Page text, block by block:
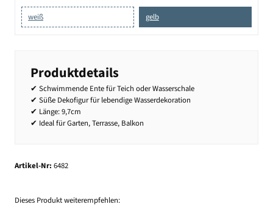
weiß gelb
Produktdetails
✔ Schwimmende Ente für Teich oder Wasserschale
✔ Süße Dekofigur für lebendige Wasserdekoration
✔ Länge: 9,7cm
✔ Ideal für Garten, Terrasse, Balkon
Artikel-Nr: 6482
Dieses Produkt weiterempfehlen: